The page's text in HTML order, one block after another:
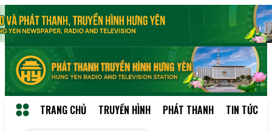
TRANG CHỦ TRUYỀN HÌNH PHÁT THANH TIN TỨC